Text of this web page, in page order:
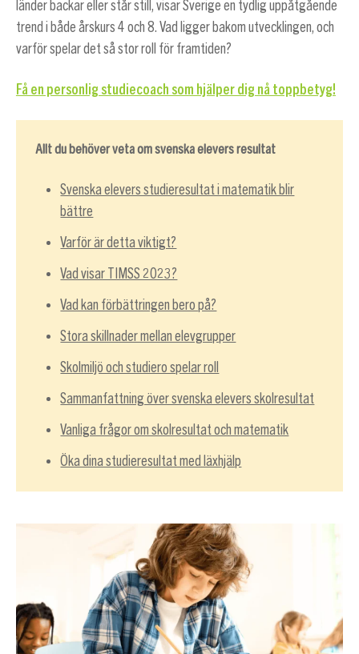
länder backar eller står still, visar Sverige en tydlig uppåtgående
trend i både årskurs 4 och 8. Vad ligger bakom utvecklingen, och
varför spelar det så stor roll för framtiden?
Få en personlig studiecoach som hjälper dig nå toppbetyg!
Allt du behöver veta om svenska elevers resultat
Svenska elevers studieresultat i matematik blir
bättre
Varför är detta viktigt?
Vad visar TIMSS 2023?
Vad kan förbättringen bero på?
Stora skillnader mellan elevgrupper
Skolmiljö och studiero spelar roll
Sammanfattning över svenska elevers skolresultat
Vanliga frågor om skolresultat och matematik
Öka dina studieresultat med läxhjälp